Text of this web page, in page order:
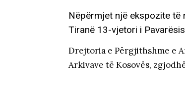
Nëpërmjet një ekspozite të
Tiranë 13-vjetori i
Drejtoria e Përgjithshme e
Arkivave të Kosovës,